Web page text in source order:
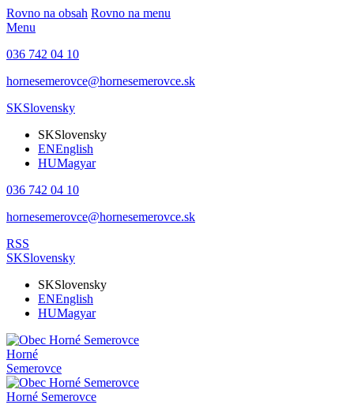
Rovno na obsah Rovno na menu
Menu
036 742 04 10
hornesemerovce@hornesemerovce.sk
SKSlovensky
SKSlovensky
ENEnglish
HUMagyar
036 742 04 10
hornesemerovce@hornesemerovce.sk
RSS
SKSlovensky
SKSlovensky
ENEnglish
HUMagyar
Horné
Semerovce
Horné Semerovce